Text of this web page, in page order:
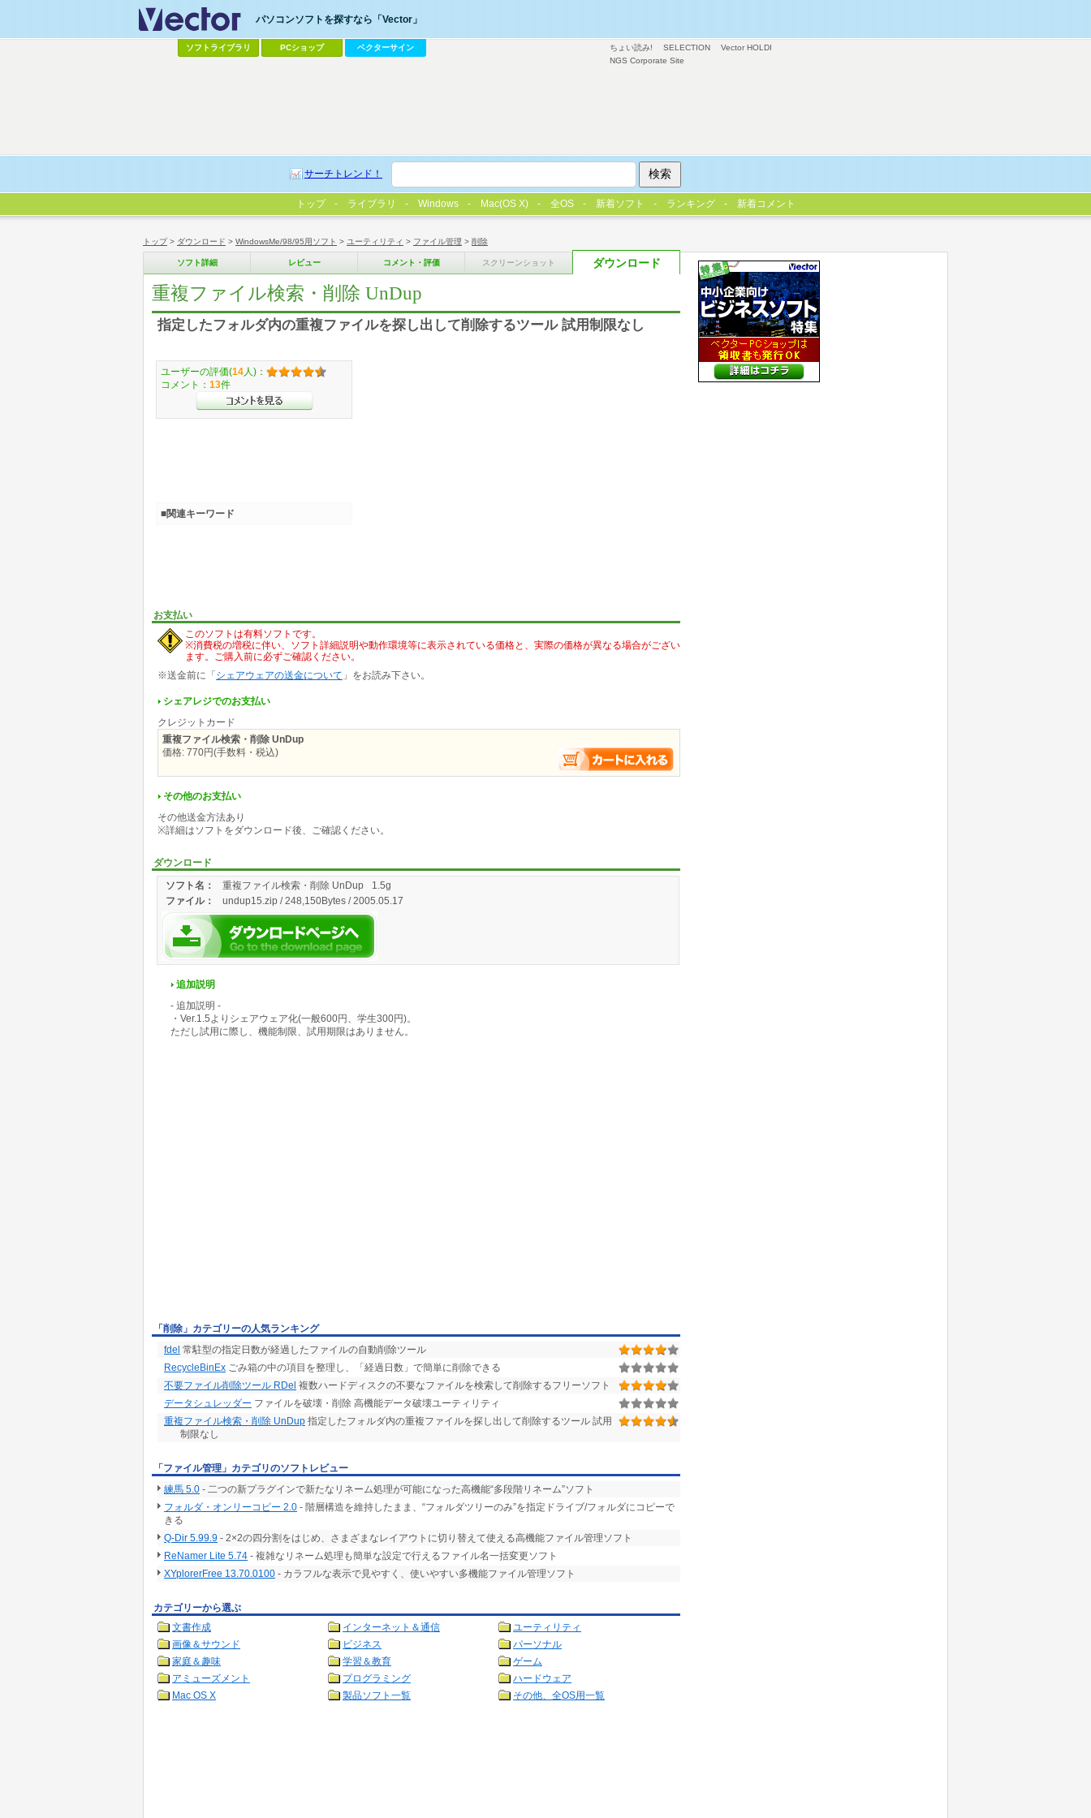
トップ> ダウンロード > WindowsMe/98/95用ソフト > ユーティリティ > ファイル管理 > 削除
ソフト詳細 レビュー コメント・評価 スクリーンショット ダウンロード
重複ファイル検索・削除 UnDup
指定したフォルダ内の重複ファイルを探し出して削除するツール 試用制限なし
お支払い
このソフトは有料ソフトです。
※消費税の増税に伴い、ソフト詳細説明や動作環境等に表示されている価格と、実際の価格が異なる場合がござい
ます。ご購入前に必ずご確認ください。
※送金前に「シェアウェアの送金について 」をお読み下さい。
シェアレジでのお支払い
クレジットカード
重複ファイル検索・削除 UnDup
価格: 770円(手数料・税込)
その他のお支払い
その他送金方法あり
※詳細はソフトをダウンロード後、ご確認ください。
ダウンロード
ソフト名：
重複ファイル検索・削除 UnDup 1.5g
ファイル： undup15.zip / 248,150Bytes / 2005.05.17
追加説明
- 追加説明 -
・Ver.1.5よりシェアウェア化(一般600円、学生300円)。
ただし試用に際し、機能制限、試用期限はありません。
ユーザーの評価(14 人)：
コメント： 13件
■関連キーワード
「削除」カテゴリーの人気ランキング
fdel 常駐型の指定日数が経過したファイルの自動削除ツール
RecycleBinEx ごみ箱の中の項目を整理し、「経過日数」で簡単に削除できる
不要ファイル削除ツール RDel 複数ハードディスクの不要なファイルを検索して削除するフリーソフト
データシュレッダー ファイルを破壊・削除 高機能データ破壊ユーティリティ
重複ファイル検索・削除 UnDup 指定したフォルダ内の重複ファイルを探し出して削除するツール 試用
制限なし
「ファイル管理」カテゴリのソフトレビュー
練馬 5.0 - 二つの新プラグインで新たなリネーム処理が可能になった高機能“多段階リネーム”ソフト
フォルダ・オンリーコピー 2.0 - 階層構造を維持したまま、“フォルダツリーのみ”を指定ドライブ/フォルダにコピーで
きる
Q-Dir 5.99.9 - 2×2の四分割をはじめ、さまざまなレイアウトに切り替えて使える高機能ファイル管理ソフト
ReNamer Lite 5.74 - 複雑なリネーム処理も簡単な設定で行えるファイル名一括変更ソフト
XYplorerFree 13.70.0100 - カラフルな表示で見やすく、使いやすい多機能ファイル管理ソフト
カテゴリーから選ぶ
文書作成
インターネット＆通信
ユーティリティ
画像＆サウンド
ビジネス
パーソナル
家庭＆趣味
学習＆教育
ゲーム
アミューズメント
プログラミング
ハードウェア
Mac OS X
製品ソフト一覧 その他、全OS用一覧
ちょい読み! SELECTION
Vector HOLDI
NGS Corporate Site
パソコンソフトを探すなら「Vector」
ソフトライブラリ PCショップ ベクターサイン
サーチトレンド！
トップ ライブラリ Windows Mac(OS X) 全OS 新着ソフト ランキング 新着コメント